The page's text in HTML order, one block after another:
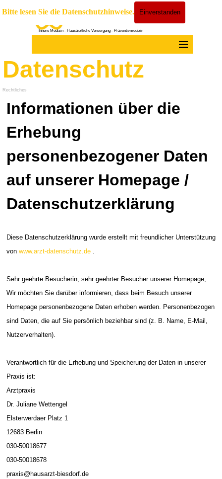
Bitte lesen Sie die Datenschutzhinweise. Einverstanden
Menü überspringen
Praxis Dr. Juliane Wettengel
Innere Medizin - Hausärztliche Versorgung - Präventivmedizin
Datenschutz
Rechtliches
Informationen über die
Erhebung
personenbezogener Daten
auf unserer Homepage /
Datenschutzerklärung
Diese Datenschutzerklärung wurde erstellt mit freundlicher Unterstützung
von www.arzt-datenschutz.de .
Sehr geehrte Besucherin, sehr geehrter Besucher unserer Homepage,
Wir möchten Sie darüber informieren, dass beim Besuch unserer
Homepage personenbezogene Daten erhoben werden. Personenbezogen
sind Daten, die auf Sie persönlich beziehbar sind (z. B. Name, E-Mail,
Nutzerverhalten).
Verantwortlich für die Erhebung und Speicherung der Daten in unserer
Praxis ist:
Arztpraxis
Dr. Juliane Wettengel
Elsterwerdaer Platz 1
12683 Berlin
030-50018677
030-50018678
praxis@hausarzt-biesdorf.de